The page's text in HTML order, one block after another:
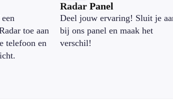
toe aan
telefoon en
Radar Panel
Deel jouw ervaring! Sluit je
bij ons panel en maak het
verschil!